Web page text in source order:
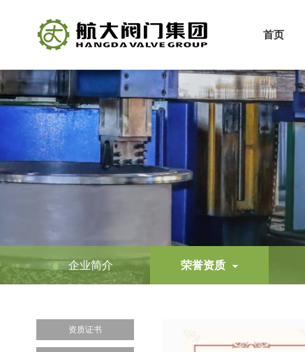
首页
企业简介 荣誉资质
资质证书